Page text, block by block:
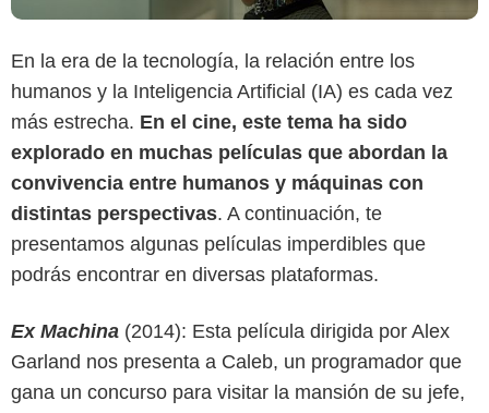
En la era de la tecnología, la relación entre los
humanos y la Inteligencia Artificial (IA) es cada vez
más estrecha. En el cine, este tema ha sido
explorado en muchas películas que abordan la
convivencia entre humanos y máquinas con
distintas perspectivas. A continuación, te
presentamos algunas películas imperdibles que
podrás encontrar en diversas plataformas.
Ex Machina (2014): Esta película dirigida por Alex
Garland nos presenta a Caleb, un programador que
gana un concurso para visitar la mansión de su jefe,